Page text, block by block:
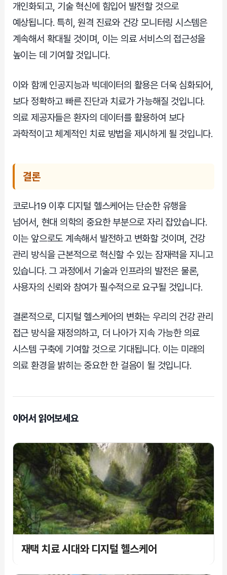
개인화되고, 기술 혁신에 힘입어 발전할 것으로
예상됩니다. 특히, 원격 진료와 건강 모니터링 시스템은
계속해서 확대될 것이며, 이는 의료 서비스의 접근성을
높이는 데 기여할 것입니다.
이와 함께 인공지능과 빅데이터의 활용은 더욱 심화되어,
보다 정확하고 빠른 진단과 치료가 가능해질 것입니다.
의료 제공자들은 환자의 데이터를 활용하여 보다
과학적이고 체계적인 치료 방법을 제시하게 될 것입니다.
결론
코로나19 이후 디지털 헬스케어는 단순한 유행을
넘어서, 현대 의학의 중요한 부분으로 자리 잡았습니다.
이는 앞으로도 계속해서 발전하고 변화할 것이며, 건강
관리 방식을 근본적으로 혁신할 수 있는 잠재력을 지니고
있습니다. 그 과정에서 기술과 인프라의 발전은 물론,
사용자의 신뢰와 참여가 필수적으로 요구될 것입니다.
결론적으로, 디지털 헬스케어의 변화는 우리의 건강 관리
접근 방식을 재정의하고, 더 나아가 지속 가능한 의료
시스템 구축에 기여할 것으로 기대됩니다. 이는 미래의
의료 환경을 밝히는 중요한 한 걸음이 될 것입니다.
이어서 읽어보세요
재택 치료 시대와 디지털 헬스케어